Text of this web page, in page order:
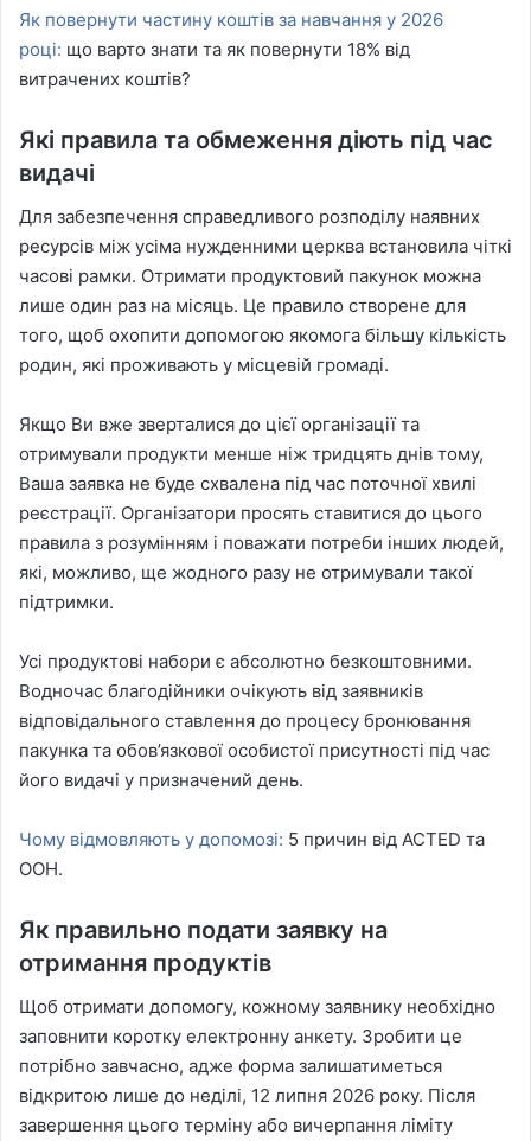
Як повернути частину коштів за навчання у 2026
році: що варто знати та як повернути 18% від
витрачених коштів?
Які правила та обмеження діють під час
видачі
Для забезпечення справедливого розподілу наявних
ресурсів між усіма нужденними церква встановила чіткі
часові рамки. Отримати продуктовий пакунок можна
лише один раз на місяць. Це правило створене для
того, щоб охопити допомогою якомога більшу кількість
родин, які проживають у місцевій громаді.
Якщо Ви вже зверталися до цієї організації та
отримували продукти менше ніж тридцять днів тому,
Ваша заявка не буде схвалена під час поточної хвилі
реєстрації. Організатори просять ставитися до цього
правила з розумінням і поважати потреби інших людей,
які, можливо, ще жодного разу не отримували такої
підтримки.
Усі продуктові набори є абсолютно безкоштовними.
Водночас благодійники очікують від заявників
відповідального ставлення до процесу бронювання
пакунка та обов’язкової особистої присутності під час
його видачі у призначений день.
Чому відмовляють у допомозі: 5 причин від ACTED та
ООН.
Як правильно подати заявку на
отримання продуктів
Щоб отримати допомогу, кожному заявнику необхідно
заповнити коротку електронну анкету. Зробити це
потрібно завчасно, адже форма залишатиметься
відкритою лише до неділі, 12 липня 2026 року. Після
завершення цього терміну або вичерпання ліміту